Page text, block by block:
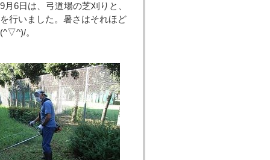
6日は、弓道場の芝刈りと、
行いました。暑さはそれほど
。